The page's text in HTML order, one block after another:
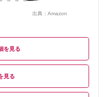
出典： Amazon